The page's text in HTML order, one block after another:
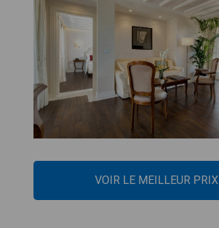
VOIR LE MEILLEUR PRIX